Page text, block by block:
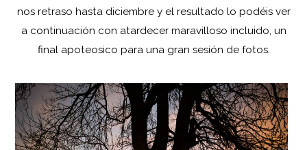
nos retraso hasta diciembre y el resultado lo podéis ver
a continuación con atardecer maravilloso incluido, un
final apoteosico para una gran sesión de fotos.